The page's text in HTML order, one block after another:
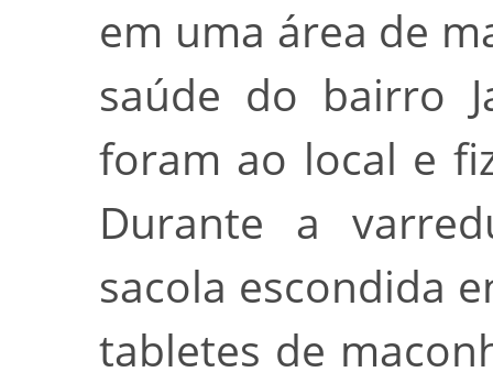
em uma área de
saúde do bairro
foram ao local e
Durante a
sacola escondida
tabletes de